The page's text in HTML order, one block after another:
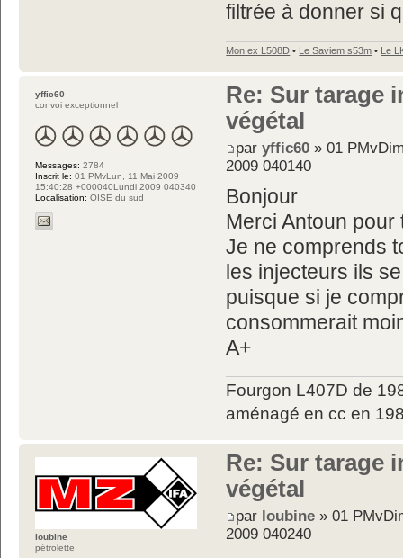
filtrée à donner si
Mon ex L508D • Le Saviem s53m • Le
Re: Sur tarage
végétal
paryffic60 » 01
2009 040140
Bonjour
Merci Antoun pour
Je ne comprends
les injecteurs ils
puisque si je
consommerait
A+
Fourgon L407D de
aménagé en cc en
yffic60
convoi exceptionnel
Messages: 2784
Inscrit le: 01 PMvLun, 11 Mai 2009
15:40:28 +000040Lundi 2009 040340
Localisation: OISE du sud
Re: Sur tarage
végétal
par loubine » 01
2009 040240
loubine
pétrolette